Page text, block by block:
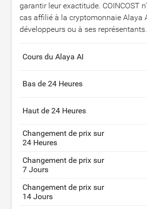
garantir leur exactitude. COINCOST
cas affilié à la cryptomonnaie Alaya
développeurs ou à ses représentants.
Cours du Alaya AI
Bas de 24 Heures
Haut de 24 Heures
Changement de prix sur
24 Heures
Changement de prix sur
7 Jours
Changement de prix sur
14 Jours